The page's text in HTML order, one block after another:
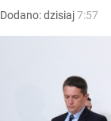
Dodano:dzisiaj7:57